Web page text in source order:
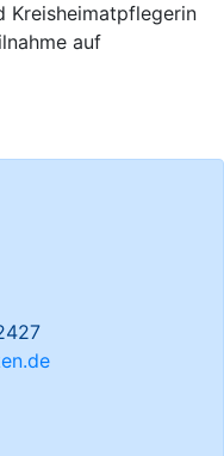
Kreisheimatpflegerin
auf